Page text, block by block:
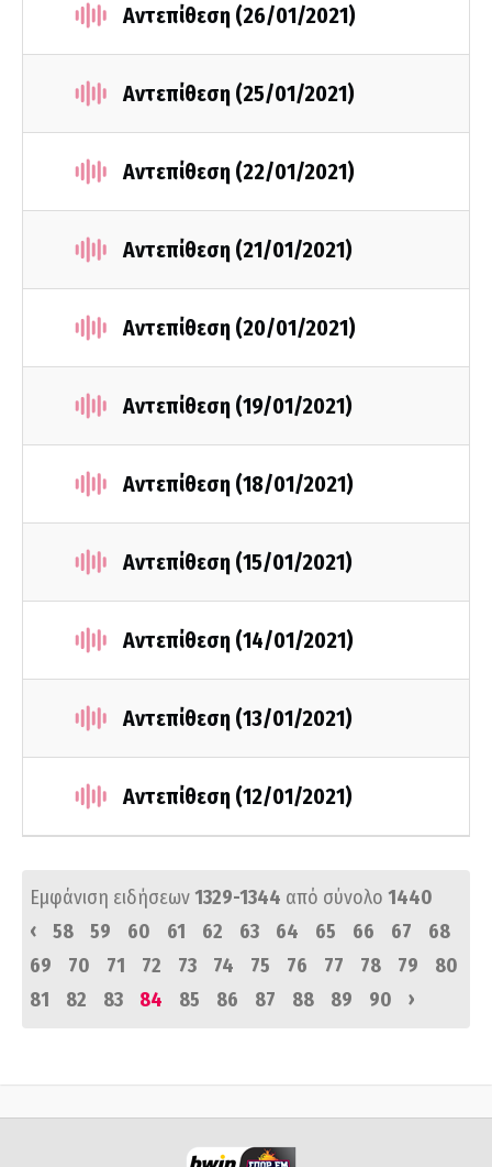
Αντεπίθεση (26/01/2021)
Αντεπίθεση (25/01/2021)
Αντεπίθεση (22/01/2021)
Αντεπίθεση (21/01/2021)
Αντεπίθεση (20/01/2021)
Αντεπίθεση (19/01/2021)
Αντεπίθεση (18/01/2021)
Αντεπίθεση (15/01/2021)
Αντεπίθεση (14/01/2021)
Αντεπίθεση (13/01/2021)
Αντεπίθεση (12/01/2021)
Εμφάνιση ειδήσεων1329-1344 από σύνολο 1440
‹
58 59 60 61 62 63 64 65 66 67
68
69
70 71 72 73 74 75 76 77 78 79
80
81
82 83 84 85 86 87 88 89 90 ›